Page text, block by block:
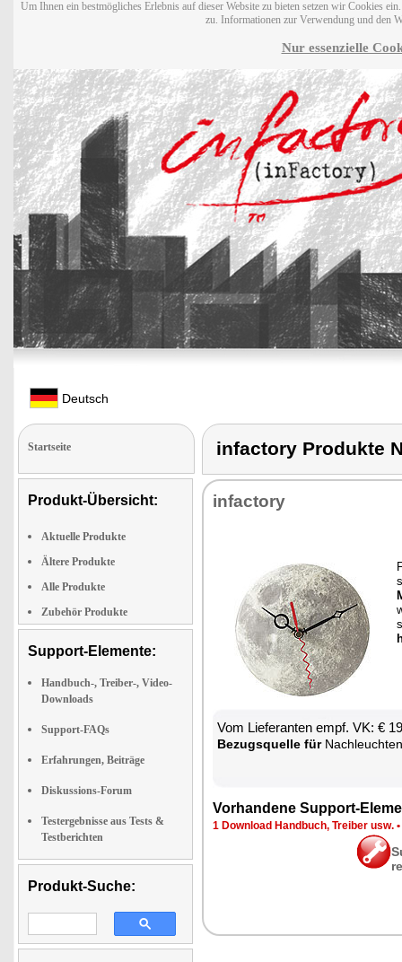
Um Ihnen ein bestmögliches Erlebnis auf dieser Website zu bieten setzen wir Cookies
zu. Informationen zur Verwendung und den
Nur essenzielle
Deutsch
Startseite
Produkt-Übersicht:
Aktuelle Produkte
Ältere Produkte
Alle Produkte
Zubehör Produkte
Support-Elemente:
Handbuch-, Treiber-, Video-
Downloads
Support-FAQs
Erfahrungen, Beiträge
Diskussions-Forum
Testergebnisse aus Tests &
Testberichten
Produkt-Suche:
infactory Produkte
in­fac­to­ry
Vom Lie­fe­ran­ten empf. VK: €
Be­zugs­quel­le für
Vor­han­de­ne Sup­port-
1 Down­load Hand­buch, Trei­ber usw. •